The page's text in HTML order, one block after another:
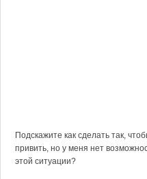
Подскажите как сделать так,
привить, но у меня нет
этой ситуации?